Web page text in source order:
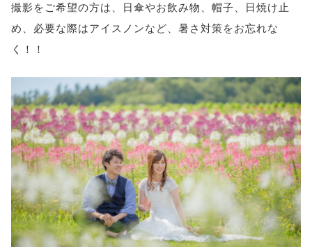
撮影をご希望の方は、日傘やお飲み物、帽子、日焼け止
め、必要な際はアイスノンなど、暑さ対策をお忘れな
く！！